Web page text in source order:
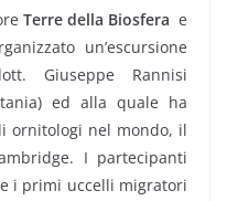
Terre della Biosfera e
un’escursione
Giuseppe Rannisi
ed alla quale ha
ornitologi nel mondo, il
I partecipanti
i primi uccelli migratori